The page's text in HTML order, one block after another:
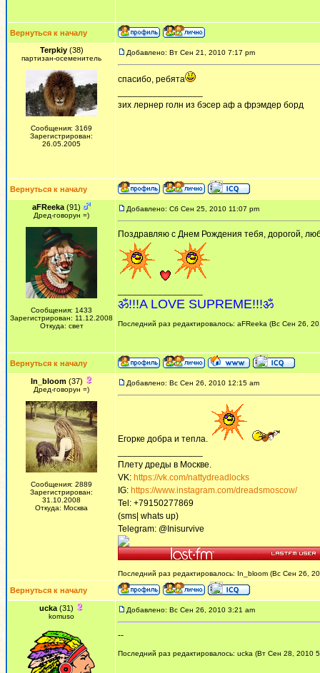
Вернуться к началу
Terpkiy(38)
партизан-осеменитель
Сообщения: 3169
Зарегистрирован:
26.05.2005
Добавлено: Вт Сен 21, 2010 7:17 pm
спасибо, ребята
зих лернер голн из бэсер аф а фрэмдер борд
Вернуться к началу
aFReeka (91)
Дред-говорун =)
Сообщения: 1433
Зарегистрирован: 11.12.2008
Откуда: свет
Добавлено: Сб Сен 25, 2010 11:07 pm
Поздравляю с Днем Рождения тебя, дорогой,
ॐ!!!A LOVE SUPREME!!!ॐ
Последний раз редактировалось: aFReeka (Вс Сен 26,
Вернуться к началу
In_bloom(37)
Дред-говорун =)
Сообщения: 2889
Зарегистрирован:
31.10.2008
Откуда: Москва
Добавлено: Вс Сен 26, 2010 12:15 am
Егоркe добрa и тeплa.
Плету дреды в Москве.
VK: https://vk.com/nattydreadlocks
IG: https://www.instagram.com/dreadsmoscow/
Tel: +79150277869
(sms| whats up)
Telegram: @Inisurvive
Последний раз редактировалось: In_bloom (Вс Сен 26,
Вернуться к началу
ucka (31)
komuso
Добавлено: Вс Сен 26, 2010 3:21 am
--
Последний раз редактировалось: ucka (Вт Сен 28, 2010